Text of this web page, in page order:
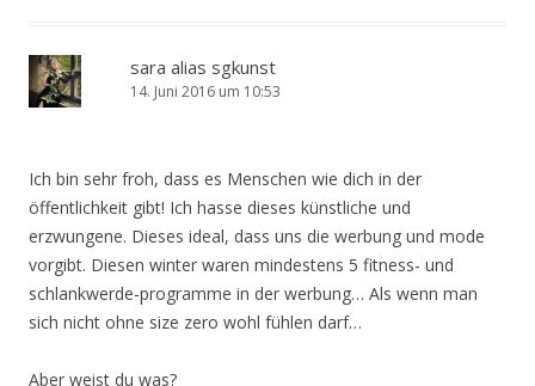
sara alias sgkunst
14. Juni 2016 um 10:53
Ich bin sehr froh, dass es Menschen wie dich in der
öffentlichkeit gibt! Ich hasse dieses künstliche und
erzwungene. Dieses ideal, dass uns die werbung und mode
vorgibt. Diesen winter waren mindestens 5 fitness- und
schlankwerde-programme in der werbung… Als wenn man
sich nicht ohne size zero wohl fühlen darf…
Aber weist du was?